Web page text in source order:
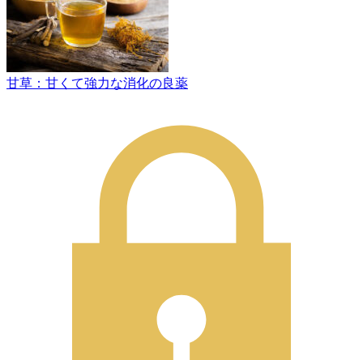
甘草：甘くて強力な消化の良薬